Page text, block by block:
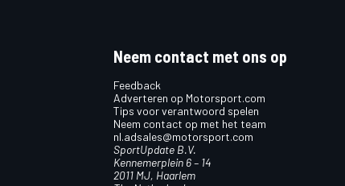
Neem contact met ons op
Feedback
Adverteren op Motorsport.com
Tips voor verantwoord spelen
Neem contact op met het team
nl.adsales@motorsport.com
SportUpdate B.V.
Kennemerplein 6 – 14
2011 MJ, Haarlem